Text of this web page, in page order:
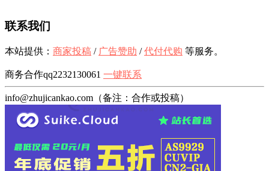
联系我们
本站提供： 商家投稿 / 广告赞助 /代付代购 等服务。
商务合作qq2232130061 一键联系
info@zhujicankao.com（备注：合作或投稿）